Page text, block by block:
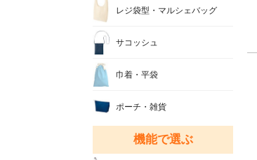
レジ袋型・マルシェバッグ
サコッシュ
巾着・平袋
ポーチ・雑貨
機能で選ぶ